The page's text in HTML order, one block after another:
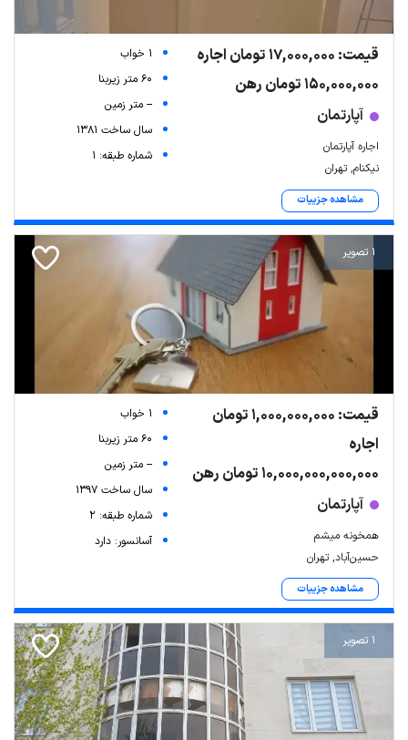
قیمت: 17,000,000 تومان اجاره
150,000,000 تومان رهن
آپارتمان
اجاره آپارتمان
نیکنام, تهران
مشاهده جزییات
1 خواب
60 متر زیربنا
-- متر زمین
سال ساخت 1381
شماره طبقه: 1
1 تصویر
قیمت: 1,000,000,000 تومان
اجاره
10,000,000,000,000 تومان رهن
آپارتمان
همخونه میشم
حسین‌آباد, تهران
مشاهده جزییات
1 خواب
60 متر زیربنا
-- متر زمین
سال ساخت 1397
شماره طبقه: 2
آسانسور: دارد
1 تصویر